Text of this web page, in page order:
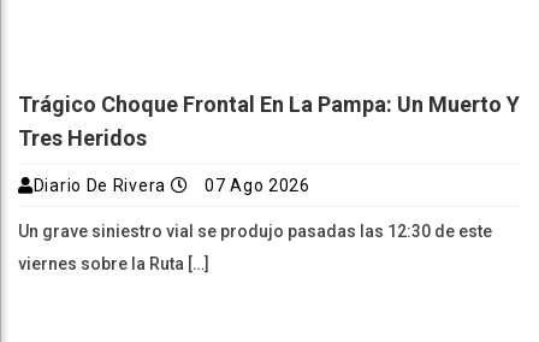
Trágico Choque Frontal En La Pampa: Un Muerto Y
Tres Heridos
Diario De Rivera 07 Ago 2026
Un grave siniestro vial se produjo pasadas las 12:30 de este
viernes sobre la Ruta […]